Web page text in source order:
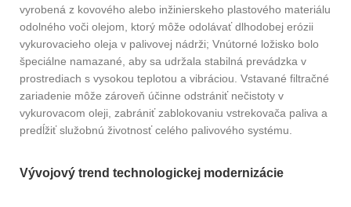
vyrobená z kovového alebo inžinierskeho plastového materiálu
odolného voči olejom, ktorý môže odolávať dlhodobej erózii
vykurovacieho oleja v palivovej nádrži; Vnútorné ložisko bolo
špeciálne namazané, aby sa udržala stabilná prevádzka v
prostrediach s vysokou teplotou a vibráciou. Vstavané filtračné
zariadenie môže zároveň účinne odstrániť nečistoty v
vykurovacom oleji, zabrániť zablokovaniu vstrekovača paliva a
predĺžiť služobnú životnosť celého palivového systému.
Vývojový trend technologickej modernizácie